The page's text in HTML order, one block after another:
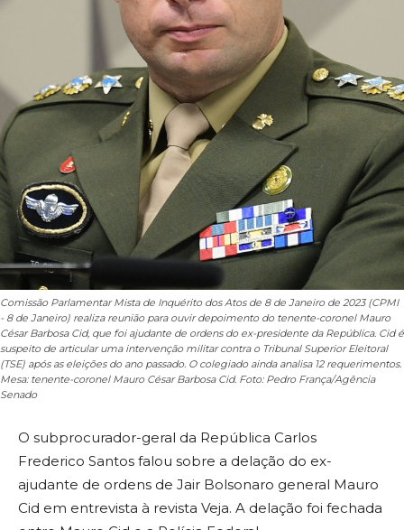
Comissão Parlamentar Mista de Inquérito dos Atos de 8 de Janeiro de 2023 (CPMI
- 8 de Janeiro) realiza reunião para ouvir depoimento do tenente-coronel Mauro
César Barbosa Cid, que foi ajudante de ordens do ex-presidente da República. Cid é
suspeito de articular uma intervenção militar contra o Tribunal Superior Eleitoral
(TSE) após as eleições do ano passado. O colegiado ainda analisa 12 requerimentos.
Mesa: tenente-coronel Mauro César Barbosa Cid. Foto: Pedro França/Agência
Senado
O subprocurador-geral da República Carlos
Frederico Santos falou sobre a delação do ex-
ajudante de ordens de Jair Bolsonaro general Mauro
Cid em entrevista à revista Veja. A delação foi fechada